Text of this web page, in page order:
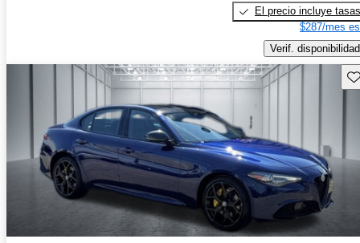
El precio incluye tasas
$287/mes
Verif. disponibilidad